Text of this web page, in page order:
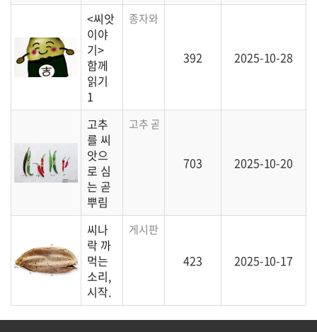
<씨앗
이야
기>
함께
읽기
1
종자와 종묘회사에 대한 정보를 담은 일본
392 2025-10-28
고추
를 씨
앗으
로 심
는 곧
뿌림
고추 곧뿌림(직파)에 대한 이야기
703 2025-10-20
씨나
락 까
먹는
소리,
시작.
게시판 소개
423 2025-10-17